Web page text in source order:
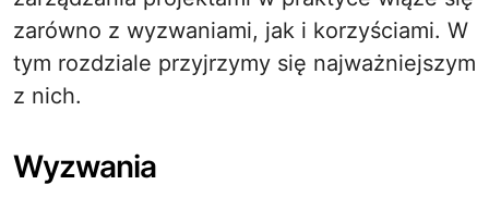
zarówno z wyzwaniami, jak i korzyściami. W
tym rozdziale przyjrzymy się najważniejszym
z nich.
Wyzwania